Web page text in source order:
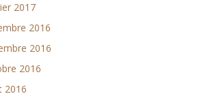
2017
2016
2016
2016
2016